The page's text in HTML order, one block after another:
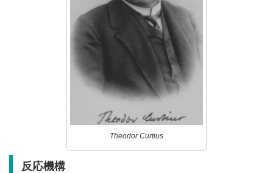
Theodor Curtius
反応機構